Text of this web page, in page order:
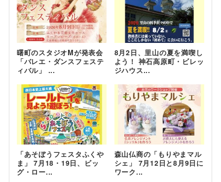
曙町のスタジオMが発表会
「バレエ・ダンスフェステ
ィバル」 ...
8月2日、里山の夏を満喫し
よう！ 神石高原町・ビレッ
ジハウス...
「あそぼうフェスタふくや
ま」 7月18・19日、ビッ
グ・ロー...
森山仏商の「もりやまマル
シェ」 7月12日と8月9日に
ワーク...